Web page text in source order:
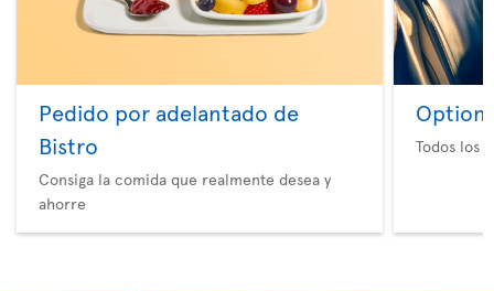
Pedido por adelantado de
Bistro
Consiga la comida que realmente desea y
ahorre
Option
Todos los